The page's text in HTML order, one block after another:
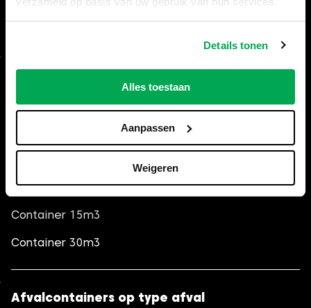
Details tonen
Alles toestaan
Aanpassen
Weigeren
Afvalcontainers op inhoud
Container 3m3
Container 10m3
Container 15m3
Container 30m3
Afvalcontainers op type afval